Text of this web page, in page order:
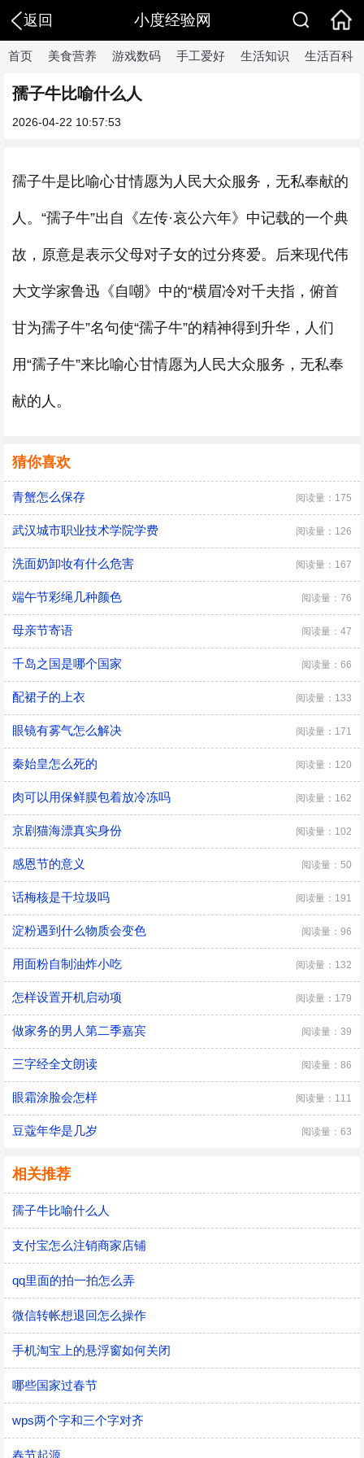
返回 小度经验网
首页 美食营养 游戏数码 手工爱好 生活知识 生活百科
孺子牛比喻什么人
2026-04-22 10:57:53
孺子牛是比喻心甘情愿为人民大众服务，无私奉献的
人。“孺子牛”出自《左传·哀公六年》中记载的一个典
故，原意是表示父母对子女的过分疼爱。后来现代伟
大文学家鲁迅《自嘲》中的“横眉冷对千夫指，俯首
甘为孺子牛”名句使“孺子牛”的精神得到升华，人们
用“孺子牛”来比喻心甘情愿为人民大众服务，无私奉
献的人。
猜你喜欢
青蟹怎么保存 阅读量：175
武汉城市职业技术学院学费 阅读量：126
洗面奶卸妆有什么危害 阅读量：167
端午节彩绳几种颜色 阅读量：76
母亲节寄语 阅读量：47
千岛之国是哪个国家 阅读量：66
配裙子的上衣 阅读量：133
眼镜有雾气怎么解决 阅读量：171
秦始皇怎么死的 阅读量：120
肉可以用保鲜膜包着放冷冻吗 阅读量：162
京剧猫海漂真实身份 阅读量：102
感恩节的意义 阅读量：50
话梅核是干垃圾吗 阅读量：191
淀粉遇到什么物质会变色 阅读量：96
用面粉自制油炸小吃 阅读量：132
怎样设置开机启动项 阅读量：179
做家务的男人第二季嘉宾 阅读量：39
三字经全文朗读 阅读量：86
眼霜涂脸会怎样 阅读量：111
豆蔻年华是几岁 阅读量：63
相关推荐
孺子牛比喻什么人
支付宝怎么注销商家店铺
qq里面的拍一拍怎么弄
微信转帐想退回怎么操作
手机淘宝上的悬浮窗如何关闭
哪些国家过春节
wps两个字和三个字对齐
春节起源